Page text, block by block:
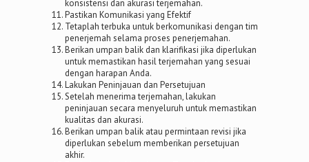
konsistensi dan akurasi terjemahan.
Pastikan Komunikasi yang Efektif
Tetaplah terbuka untuk berkomunikasi dengan tim
penerjemah selama proses penerjemahan.
Berikan umpan balik dan klarifikasi jika diperlukan
untuk memastikan hasil terjemahan yang sesuai
dengan harapan Anda.
Lakukan Peninjauan dan Persetujuan
Setelah menerima terjemahan, lakukan
peninjauan secara menyeluruh untuk memastikan
kualitas dan akurasi.
Berikan umpan balik atau permintaan revisi jika
diperlukan sebelum memberikan persetujuan
akhir.